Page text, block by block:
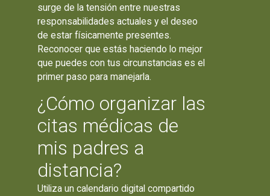
surge de la tensión entre nuestras
responsabilidades actuales y el deseo
de estar físicamente presentes.
Reconocer que estás haciendo lo mejor
que puedes con tus circunstancias es el
primer paso para manejarla.
¿Cómo organizar las
citas médicas de
mis padres a
distancia?
Utiliza un calendario digital compartido